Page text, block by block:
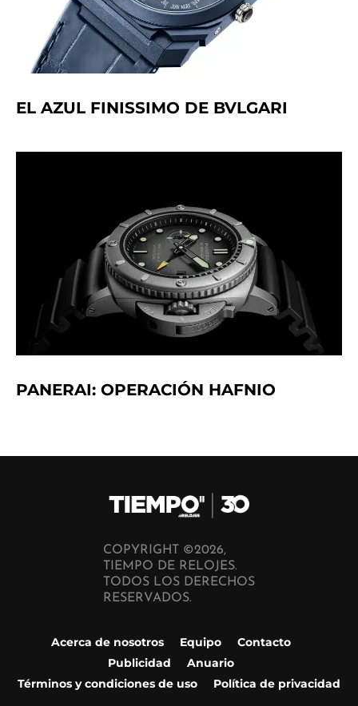
EL AZUL FINISSIMO DE BVLGARI
PANERAI: OPERACIÓN HAFNIO
COPYRIGHT ©2026,
TIEMPO DE RELOJES.
TODOS LOS DERECHOS
RESERVADOS.
Acerca de nosotros Equipo
Contacto
Publicidad
Anuario
Términos y condiciones de uso
Política de privacidad